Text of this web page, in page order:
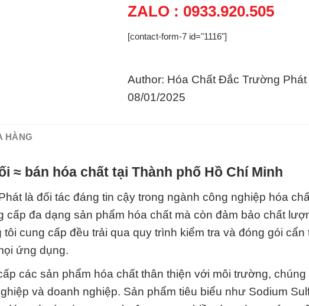
ZALO : 0933.920.505
[contact-form-7 id="1116"]
Author: Hóa Chất Đắc Trường
08/01/2025
HÀNG
≈ bán hóa chất tại Thành phố Hồ Chí Minh
là đối tác đáng tin cậy trong ngành công nghiệp hóa
cấp đa dạng sản phẩm hóa chất mà còn đảm bảo chất
cung cấp đều trải qua quy trình kiểm tra và đóng gói cẩn
ứng dụng.
các sản phẩm hóa chất thân thiện với môi trường,
và doanh nghiệp. Sản phẩm tiêu biểu như Sodium